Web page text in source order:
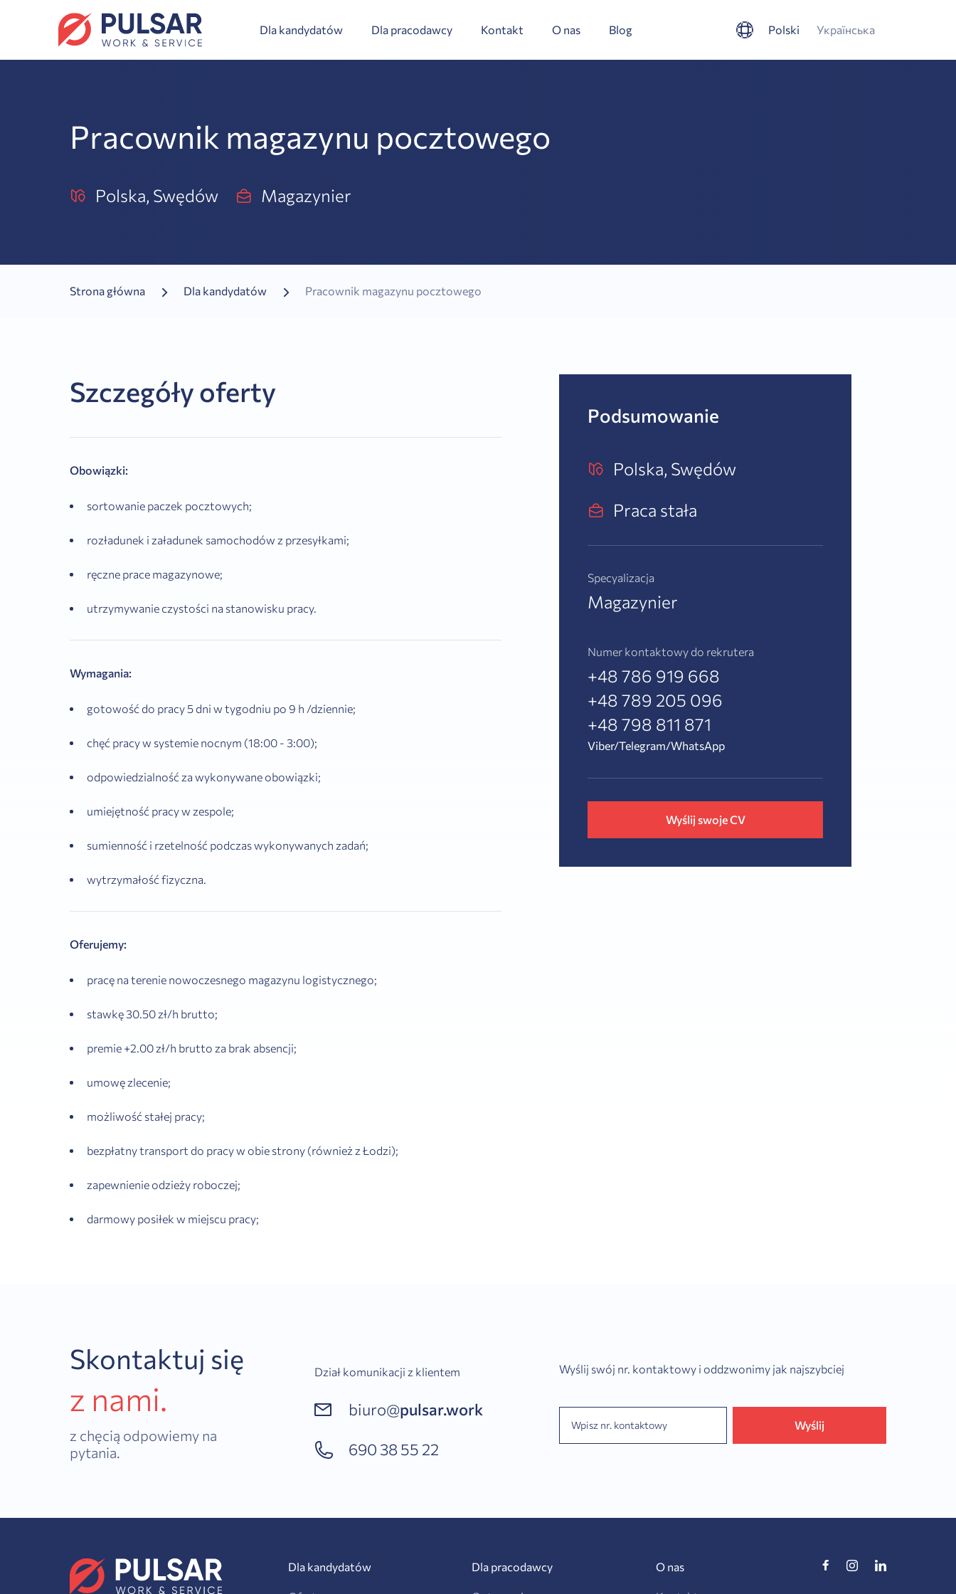
Dla kandydatów Dla pracodawcy Kontakt O nas Blog Polski Українська
Pracownik magazynu pocztowego
Polska, Swędów Magazynier
Strona główna Dla kandydatów Pracownik magazynu pocztowego
Szczegóły oferty
Obowiązki:
sortowanie paczek pocztowych;
rozładunek i załadunek samochodów z przesyłkami;
ręczne prace magazynowe;
utrzymywanie czystości na stanowisku pracy.
Wymagania:
gotowość do pracy 5 dni w tygodniu po 9 h /dziennie;
chęć pracy w systemie nocnym (18:00 - 3:00);
odpowiedzialność za wykonywane obowiązki;
umiejętność pracy w zespole;
sumienność i rzetelność podczas wykonywanych zadań;
wytrzymałość fizyczna.
Oferujemy:
pracę na terenie nowoczesnego magazynu logistycznego;
stawkę 30.50 zł/h brutto;
premie +2.00 zł/h brutto za brak absencji;
umowę zlecenie;
możliwość stałej pracy;
bezpłatny transport do pracy w obie strony (również z Łodzi);
zapewnienie odzieży roboczej;
darmowy posiłek w miejscu pracy;
Podsumowanie
Polska, Swędów
Praca stała
Specyalizacja
Magazynier
Numer kontaktowy do rekrutera
+48 786 919 668
+48 789 205 096
+48 798 811 871
Viber/Telegram/WhatsApp
Wyślij swoje CV
Skontaktuj się
z nami.
z chęcią odpowiemy na
pytania.
Dział komunikacji z klientem
biuro@pulsar.work
690 38 55 22
Wyślij swój nr. kontaktowy i oddzwonimy jak najszybciej
Wyślij
Dla kandydatów Dla pracodawcy O nas